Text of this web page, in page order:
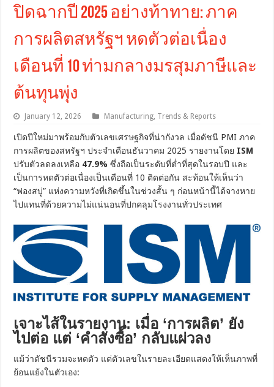
ปิดฉากปี 2025 อย่างท้าทาย: ภาค
การผลิตสหรัฐฯ หดตัวต่อเนื่อง
เดือนที่ 10 ท่ามกลางมรสุมภาษีและ
ต้นทุนพุ่ง
January 12, 2026 Manufacturing Trends & Reports
เปิดปีใหม่มาพร้อมกับตัวเลขเศรษฐกิจที่น่ากังวล เมื่อดัชนี PMI ภาค
การผลิตของสหรัฐฯ ประจำเดือนธันวาคม 2025 รายงานโดย ISM
ปรับตัวลดลงเหลือ 47.9% ซึ่งถือเป็นระดับที่ต่ำที่สุดในรอบปี และ
เป็นการหดตัวต่อเนื่องเป็นเดือนที่ 10 ติดต่อกัน สะท้อนให้เห็นว่า
“ฟองสบู่” แห่งความหวังที่เกิดขึ้นในช่วงสั้น ๆ ก่อนหน้านี้ได้จางหาย
ไปแทนที่ด้วยความไม่แน่นอนที่ปกคลุมโรงงานทั่วประเทศ
เจาะไส้ในรายงาน: เมื่อ ‘การผลิต’ ยัง
ไปต่อ แต่ ‘คำสั่งซื้อ’ กลับแผ่วลง
แม้ว่าดัชนีรวมจะหดตัว แต่ตัวเลขในรายละเอียดแสดงให้เห็นภาพที่
ย้อนแย้งในตัวเอง: